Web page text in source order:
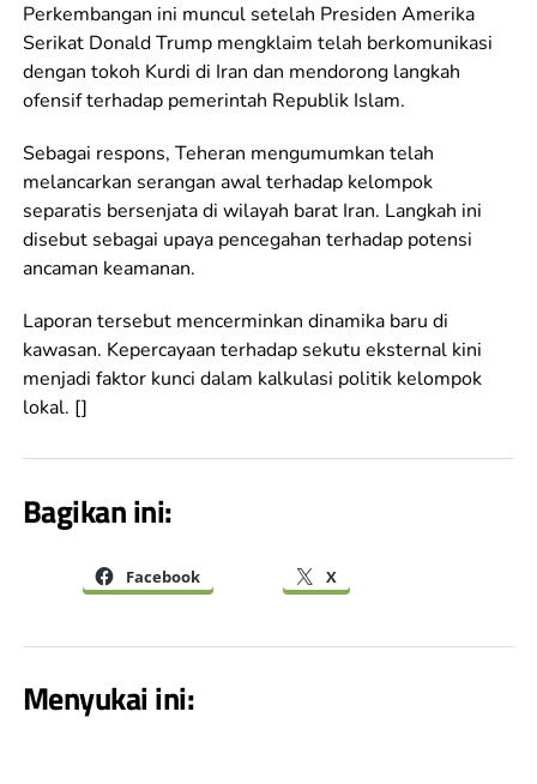
Perkembangan ini muncul setelah Presiden Amerika
Serikat Donald Trump mengklaim telah berkomunikasi
dengan tokoh Kurdi di Iran dan mendorong langkah
ofensif terhadap pemerintah Republik Islam.
Sebagai respons, Teheran mengumumkan telah
melancarkan serangan awal terhadap kelompok
separatis bersenjata di wilayah barat Iran. Langkah ini
disebut sebagai upaya pencegahan terhadap potensi
ancaman keamanan.
Laporan tersebut mencerminkan dinamika baru di
kawasan. Kepercayaan terhadap sekutu eksternal kini
menjadi faktor kunci dalam kalkulasi politik kelompok
lokal. []
Bagikan ini:
Facebook X
Menyukai ini: